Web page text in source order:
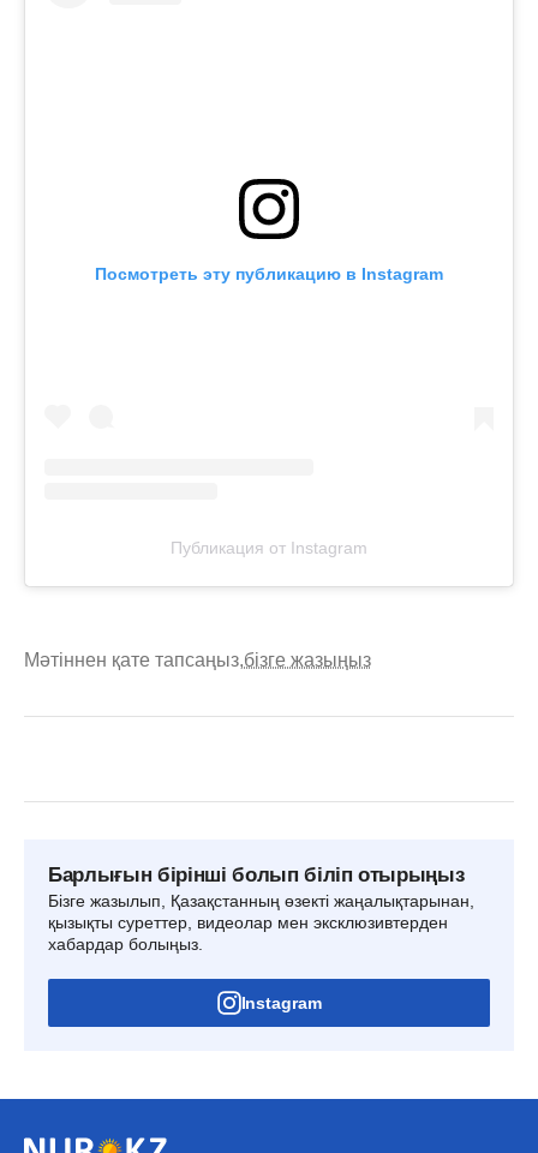
Посмотреть эту публикацию в Instagram
Публикация от Instagram
Мәтіннен қате тапсаңыз,бізге жазыңыз
Барлығын бірінші болып біліп отырыңыз
Бізге жазылып, Қазақстанның өзекті жаңалықтарынан,
қызықты суреттер, видеолар мен эксклюзивтерден
хабардар болыңыз.
Instagram